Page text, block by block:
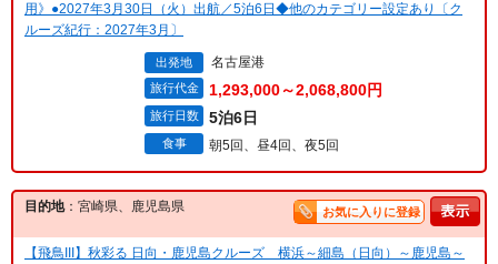
用》●2027年3月30日（火）出航／5泊6日◆他のカテゴリー設定あり〔ク
ルーズ紀行：2027年3月〕
出発地 名古屋港
旅行代金 1,293,000～2,068,800円
旅行日数 5泊6日
食事 朝5回、昼4回、夜5回
目的地：宮崎県、鹿児島県 お気に入りに登録
【飛鳥III】秋彩る 日向・鹿児島クルーズ 横浜～細島（日向）～鹿児島～